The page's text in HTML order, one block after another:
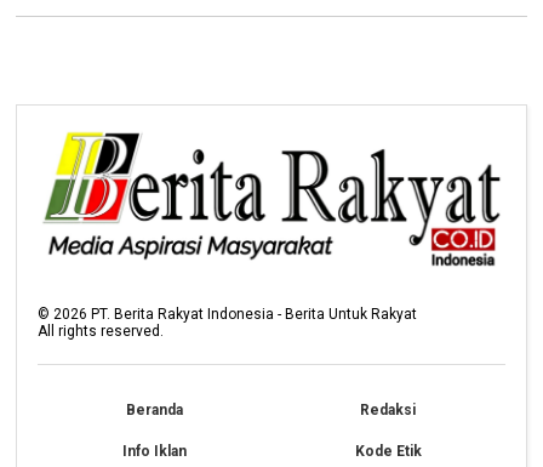
© 2026 PT. Berita Rakyat Indonesia - Berita Untuk Rakyat
All rights reserved.
Beranda Redaksi
Info Iklan Kode Etik